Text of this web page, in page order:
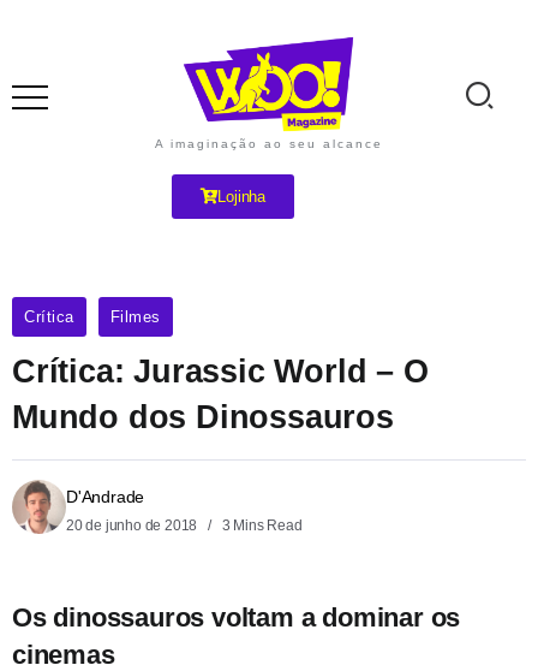
A imaginação ao seu alcance
Lojinha
Crítica Filmes
Crítica: Jurassic World – O
Mundo dos Dinossauros
D'Andrade
20 de junho de 2018 3 Mins Read
Os dinossauros voltam a dominar os
cinemas